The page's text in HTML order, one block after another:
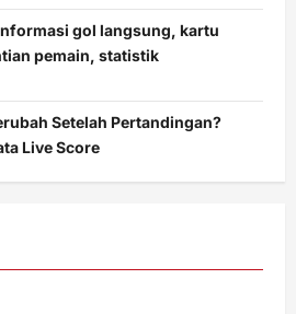
gol langsung, kartu
pemain, statistik
Setelah Pertandingan?
Live Score